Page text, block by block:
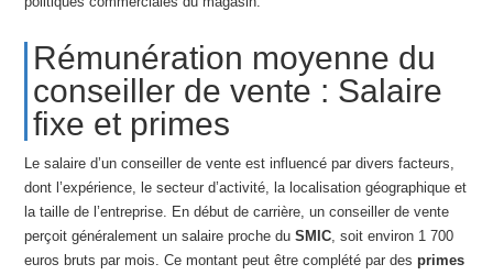
Rémunération moyenne du
conseiller de vente : Salaire
fixe et primes
Le salaire d’un conseiller de vente est influencé par divers facteurs,
dont l’expérience, le secteur d’activité, la localisation géographique et
la taille de l’entreprise. En début de carrière, un conseiller de vente
perçoit généralement un salaire proche duSMIC, soit environ 1 700
euros bruts par mois. Ce montant peut être complété par desprimes